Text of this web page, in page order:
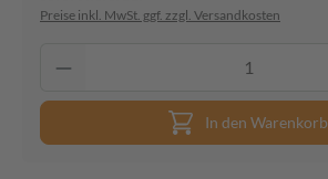
Preise inkl. MwSt. ggf. zzgl. Versandkosten
In den Warenkorb